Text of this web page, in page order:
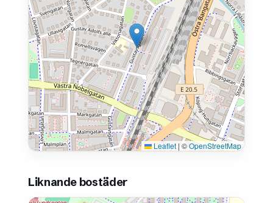
Leaflet | ©OpenStreetMap
Liknande bostäder